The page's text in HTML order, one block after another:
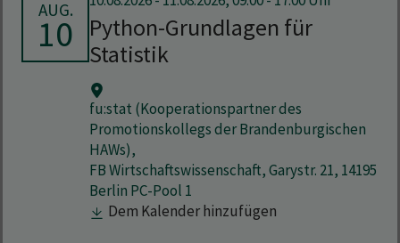
AUG.
10
Python-Grundlagen für
Statistik
fu:stat (Kooperationspartner des
Promotionskollegs der Brandenburgischen
HAWs),
FB Wirtschaftswissenschaft, Garystr. 21, 14195
Berlin PC-Pool 1
Dem Kalender hinzufügen